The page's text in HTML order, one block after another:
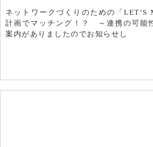
ネットワークづくりのための「LET’S
計画でマッチング！？ ～連携の可
案内がありましたのでお知らせし